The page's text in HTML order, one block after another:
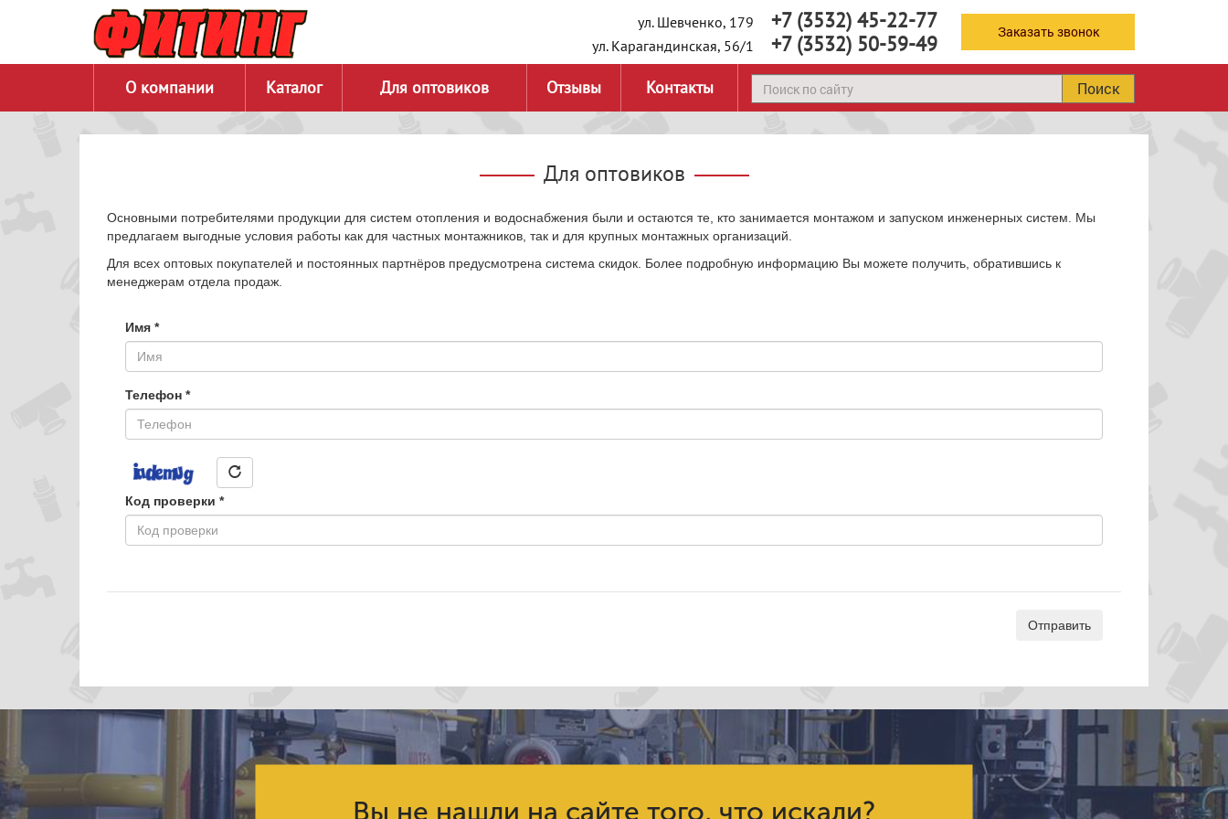
ул. Шевченко, 179 +7 (3532) 45-22-77
ул. Карагандинская, 56/1 +7 (3532) 50-59-49 Заказать звонок
О компании Каталог Для оптовиков Отзывы Контакты Поиск
Для оптовиков
Основными потребителями продукции для систем отопления и водоснабжения были и остаются те, кто занимается монтажом и запуском инженерных систем. Мы
предлагаем выгодные условия работы как для частных монтажников, так и для крупных монтажных организаций.
Для всех оптовых покупателей и постоянных партнёров предусмотрена система скидок. Более подробную информацию Вы можете получить, обратившись к
менеджерам отдела продаж.
Имя *
Телефон *
Код проверки *
Вы не нашли на сайте того, что искали?